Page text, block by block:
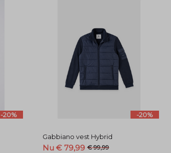
-20% -20%
Gabbiano vest Hybrid
Nu € 79,99 € 99,99